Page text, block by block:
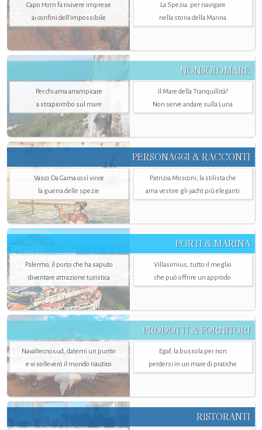
Capo Horn fa rivivere imprese
ai confini dell’impossibile
La Spezia. per navigare
nella storia della Marina
NONSOLOMARE
Per chi ama arrampicare
a strapiombo sul mare
Il Mare della Tranquillità?
Non serve andare sulla Luna
PERSONAGGI & RACCONTI
Vasco Da Gama così vince
la guerra delle spezie
Patrizia Mosconi, la stilista che
ama vestire gli yacht più eleganti
PORTI & MARINA
Palermo, il porto che ha saputo
diventare attrazione turistica
Villasimius, tutto il meglio
che può offrire un approdo
PRODOTTI & FORNITORI
Navaltecnosud, datemi un punto
e vi solleverò il mondo nautico
Egaf, la bussola per non
perdersi in un mare di pratiche
RISTORANTI